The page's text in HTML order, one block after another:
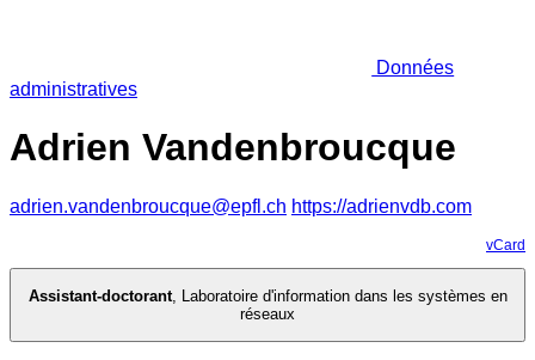
Données
administratives
Adrien Vandenbroucque
adrien.vandenbroucque@epfl.ch https://adrienvdb.com
vCard
Assistant-doctorant, Laboratoire d'information dans les systèmes en
réseaux